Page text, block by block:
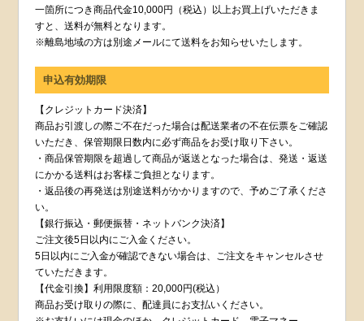
一箇所につき商品代金10,000円（税込）以上お買上げいただきま
すと、送料が無料となります。
※離島地域の方は別途メールにて送料をお知らせいたします。
申込有効期限
【クレジットカード決済】
商品お引渡しの際ご不在だった場合は配送業者の不在伝票をご確認
いただき、保管期限日数内に必ず商品をお受け取り下さい。
・商品保管期限を超過して商品が返送となった場合は、発送・返送
にかかる送料はお客様ご負担となります。
・返品後の再発送は別途送料がかかりますので、予めご了承くださ
い。
【銀行振込・郵便振替・ネットバンク決済】
ご注文後5日以内にご入金ください。
5日以内にご入金が確認できない場合は、ご注文をキャンセルさせ
ていただきます。
【代金引換】利用限度額：20,000円(税込）
商品お受け取りの際に、配達員にお支払いください。